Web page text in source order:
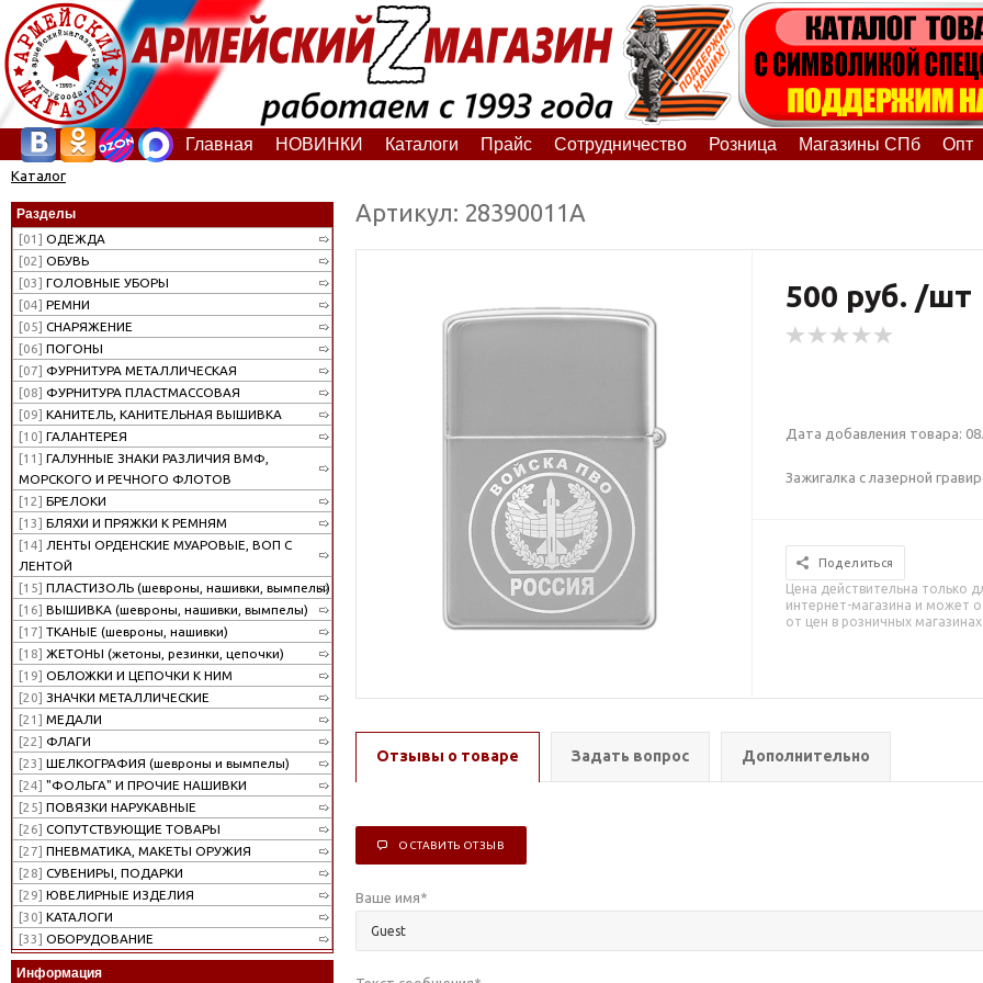
Главная НОВИНКИ Каталоги Прайс Сотрудничество Розница Магазины СПб Опт
Каталог
Разделы
[01] ОДЕЖДА
[02] ОБУВЬ
[03] ГОЛОВНЫЕ УБОРЫ
[04] РЕМНИ
[05] СНАРЯЖЕНИЕ
[06] ПОГОНЫ
[07] ФУРНИТУРА МЕТАЛЛИЧЕСКАЯ
[08] ФУРНИТУРА ПЛАСТМАССОВАЯ
[09] КАНИТЕЛЬ, КАНИТЕЛЬНАЯ ВЫШИВКА
[10] ГАЛАНТЕРЕЯ
[11] ГАЛУННЫЕ ЗНАКИ РАЗЛИЧИЯ ВМФ,
МОРСКОГО И РЕЧНОГО ФЛОТОВ
[12] БРЕЛОКИ
[13] БЛЯХИ И ПРЯЖКИ К РЕМНЯМ
[14] ЛЕНТЫ ОРДЕНСКИЕ МУАРОВЫЕ, ВОП С
ЛЕНТОЙ
[15] ПЛАСТИЗОЛЬ (шевроны, нашивки, вымпелы)
[16] ВЫШИВКА (шевроны, нашивки, вымпелы)
[17] ТКАНЫЕ (шевроны, нашивки)
[18] ЖЕТОНЫ (жетоны, резинки, цепочки)
[19] ОБЛОЖКИ И ЦЕПОЧКИ К НИМ
[20] ЗНАЧКИ МЕТАЛЛИЧЕСКИЕ
[21] МЕДАЛИ
[22] ФЛАГИ
[23] ШЕЛКОГРАФИЯ (шевроны и вымпелы)
[24] "ФОЛЬГА" И ПРОЧИЕ НАШИВКИ
[25] ПОВЯЗКИ НАРУКАВНЫЕ
[26] СОПУТСТВУЮЩИЕ ТОВАРЫ
[27] ПНЕВМАТИКА, МАКЕТЫ ОРУЖИЯ
[28] СУВЕНИРЫ, ПОДАРКИ
[29] ЮВЕЛИРНЫЕ ИЗДЕЛИЯ
[30] КАТАЛОГИ
[33] ОБОРУДОВАНИЕ
Информация
Артикул: 28390011А
500 руб. /шт
Дата добавления товара:
Зажигалка с лазерной
Поделиться
Цена действительна только
интернет-магазина и может
от цен в розничных магазинах
Отзывы о товаре Задать вопрос Дополнительно
ОСТАВИТЬ ОТЗЫВ
Ваше имя*